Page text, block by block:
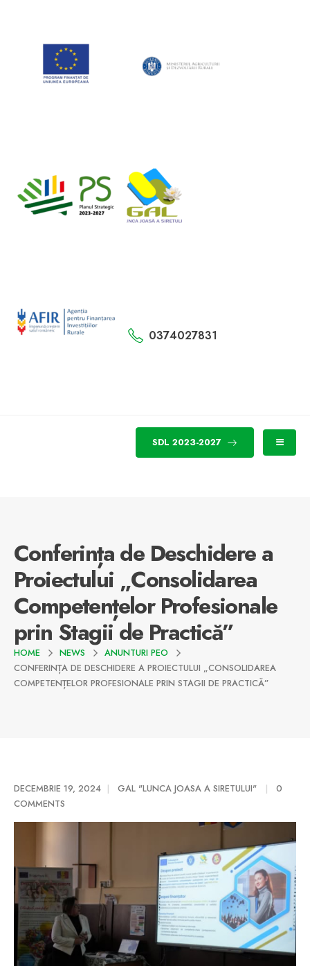
0374027831
SDL 2023-2027
Conferința de Deschidere a
Proiectului „Consolidarea
Competențelor Profesionale
prin Stagii de Practică”
HOME NEWS
ANUNTURI PEO
CONFERINȚA DE DESCHIDERE A PROIECTULUI „CONSOLIDAREA
COMPETENȚELOR PROFESIONALE PRIN STAGII DE PRACTICĂ”
DECEMBRIE 19, 2024 GAL "LUNCA JOASA A SIRETULUI"
0
COMMENTS